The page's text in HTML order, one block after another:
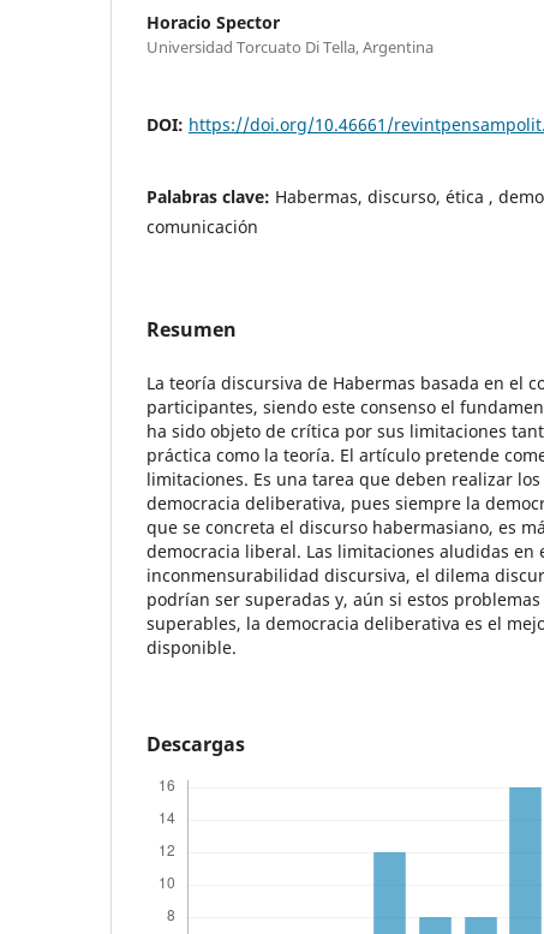
Horacio Spector
Universidad Torcuato Di Tella, Argentina
DOI: https://doi.org/10.46661/
Palabras clave: Habermas, discurso, ética ,
comunicación
Resumen
La teoría discursiva de Habermas basada en el
participantes, siendo este consenso el
ha sido objeto de crítica por sus limitaciones
práctica como la teoría. El artículo pretende
limitaciones. Es una tarea que deben realizar
democracia deliberativa, pues siempre la
que se concreta el discurso habermasiano, es
democracia liberal. Las limitaciones aludidas en
inconmensurabilidad discursiva, el dilema
podrían ser superadas y, aún si estos
superables, la democracia deliberativa es el
disponible.
Descargas